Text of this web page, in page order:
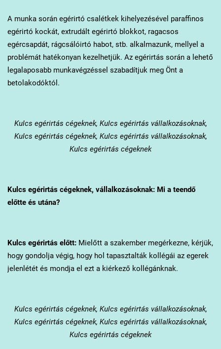
A munka során egérirtó csalétkek kihelyezésével paraffinos
egérirtó kockát, extrudált egérirtó blokkot, ragacsos
egércsapdát, rágcsálóirtó habot, stb. alkalmazunk, mellyel a
problémát hatékonyan kezelhetjük. Az egérirtás során a lehető
legalaposabb munkavégzéssel szabadítjuk meg Önt a
betolakodóktól.
Kulcs egérirtás cégeknek, Kulcs egérirtás vállalkozásoknak,
Kulcs egérirtás cégeknek, Kulcs egérirtás vállalkozásoknak,
Kulcs egérirtás cégeknek
Kulcsegérirtás cégeknek, vállalkozásoknak: Mi a teendő
előtte és utána?
Kulcsegérirtás előtt:Mielőtt a szakember megérkezne, kérjük,
hogy gondolja végig, hogy hol tapasztalták kollégái az egerek
jelenlétét és mondja el ezt a kiérkező kollégánknak.
Kulcs egérirtás cégeknek, Kulcs egérirtás vállalkozásoknak,
Kulcs egérirtás cégeknek, Kulcs egérirtás vállalkozásoknak,
Kulcs egérirtás cégeknek